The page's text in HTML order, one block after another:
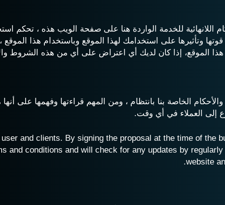
اللانهائية للخدمة الواردة هنا على صفحة الويب هذه ، تحكم
وتأثيرها على استخدامك لهذا الموقع وباستخدام هذا
الموقع، إذا كان لديك أي اعتراض على أي من هذه الشروط
الخاصة بنا بانتظام ، ومن المهم قراءتها وفهمها على
إلى العملاء في أي وقت.
and clients. By signing the proposal at the time of the
and conditions and will check for any updates by
website